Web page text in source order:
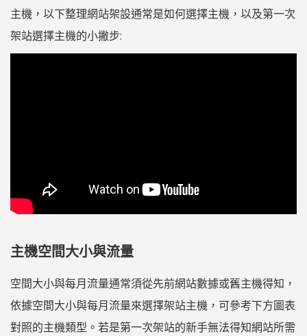
主機，以下整理網站架設通常是如何選擇主機，以及第一次
架站選擇主機的小撇步:
主機空間大小與流量
空間大小與每月流量通常須從先前網站數據或舊主機得知，
依據空間大小與每月流量來選擇架站主機，可參考下方圖表
對照的主機類型。若是第一次架站的新手無法得知網站所需